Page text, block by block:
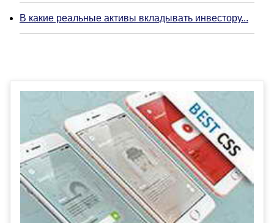
В какие реальные активы вкладывать инвестору...